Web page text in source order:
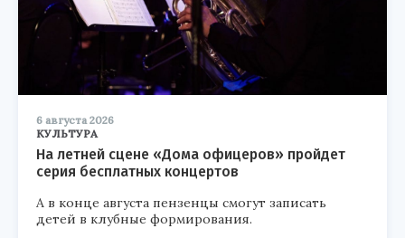
6 августа 2026
КУЛЬТУРА
На летней сцене «Дома офицеров» пройдет
серия бесплатных концертов
А в конце августа пензенцы смогут записать
детей в клубные формирования.